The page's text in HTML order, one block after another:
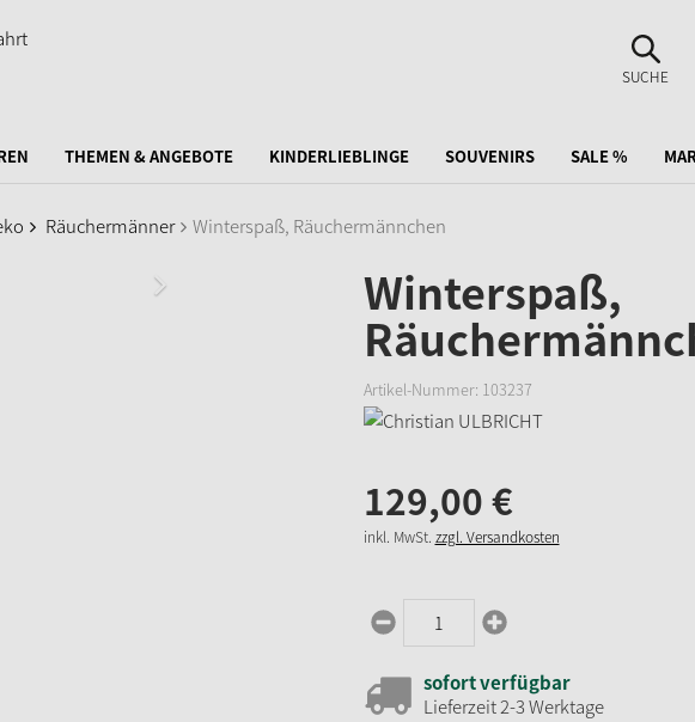
SUCHE
SUCHE
THEMEN & ANGEBOTE KINDERLIEBLINGE SOUVENIRS SALE %
Räuchermänner Winterspaß, Räuchermännchen
Winterspaß,
Artikel-Nummer: 103237
129,00€
inkl. MwSt. zzgl. Versandkosten
sofort verfügbar
Lieferzeit 2-3 Werktage